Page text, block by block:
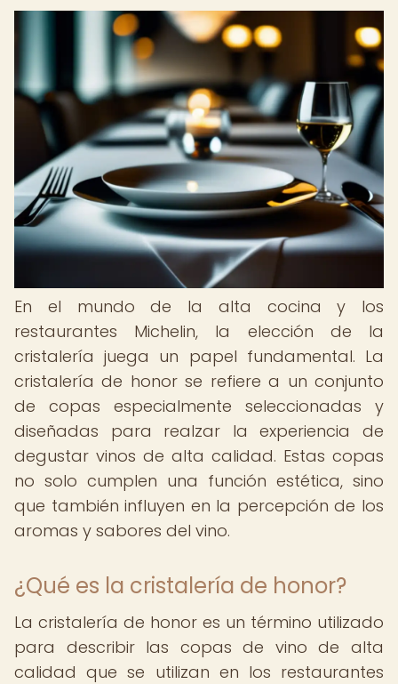
En el mundo de la alta cocina y los
restaurantes Michelin, la elección de la
cristalería juega un papel fundamental. La
cristalería de honor se refiere a un conjunto
de copas especialmente seleccionadas y
diseñadas para realzar la experiencia de
degustar vinos de alta calidad. Estas copas
no solo cumplen una función estética, sino
que también influyen en la percepción de los
aromas y sabores del vino.
¿Qué es la cristalería de honor?
La cristalería de honor es un término utilizado
para describir las copas de vino de alta
calidad que se utilizan en los restaurantes